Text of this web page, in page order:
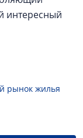
интересный
рынок жилья